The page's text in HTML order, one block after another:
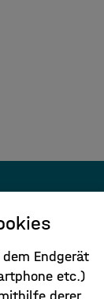
Endgerät
etc.)